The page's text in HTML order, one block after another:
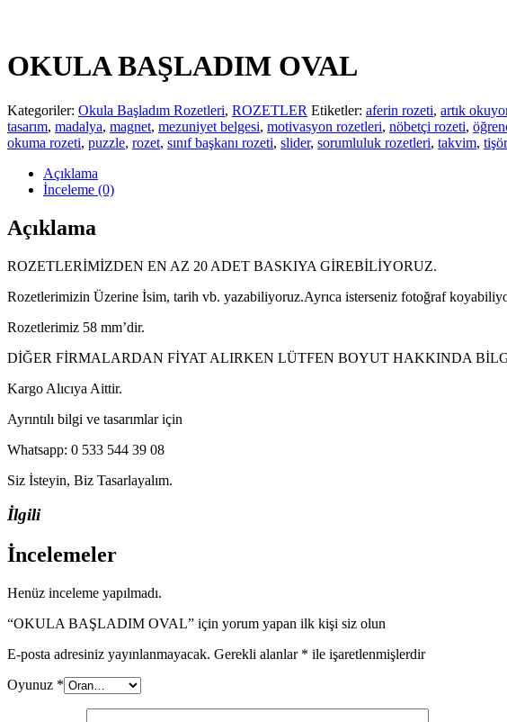
OKULA BAŞLADIM OVAL
Kategoriler: Okula Başladım Rozetleri, ROZETLER Etiketler: aferin rozeti, artık
tasarım, madalya, magnet, mezuniyet belgesi, motivasyon rozetleri, nöbetçi rozeti,
okuma rozeti, puzzle, rozet, sınıf başkanı rozeti, slider, sorumluluk rozetleri, takvim,
Açıklama
İnceleme (0)
Açıklama
ROZETLERİMİZDEN EN AZ 20 ADET BASKIYA GİREBİLİYORUZ.
Rozetlerimizin Üzerine İsim, tarih vb. yazabiliyoruz.Ayrıca isterseniz fotoğraf
Rozetlerimiz 58 mm’dir.
DİĞER FİRMALARDAN FİYAT ALIRKEN LÜTFEN BOYUT HAKKINDA
Kargo Alıcıya Aittir.
Ayrıntılı bilgi ve tasarımlar için
Whatsapp: 0 533 544 39 08
Siz İsteyin, Biz Tasarlayalım.
İlgili
İncelemeler
Henüz inceleme yapılmadı.
“OKULA BAŞLADIM OVAL” için yorum yapan ilk kişi siz olun
E-posta adresiniz yayınlanmayacak. Gerekli alanlar * ile işaretlenmişlerdir
Oyunuz *